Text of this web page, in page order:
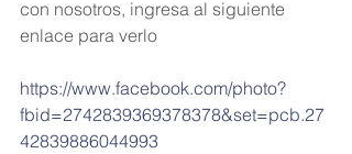
con nosotros, ingresa al siguiente
enlace para verlo
https://www.facebook.com/photo?
fbid=2742839369378378&set=pcb.27
42839886044993